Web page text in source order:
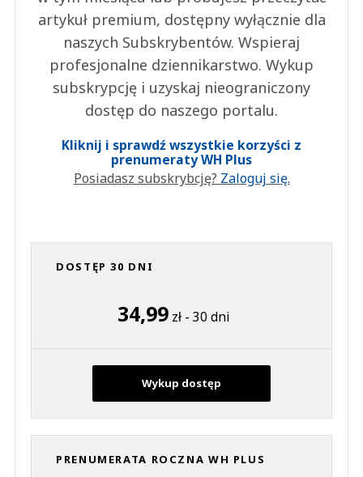
artykuł premium, dostępny wyłącznie dla
naszych Subskrybentów. Wspieraj
profesjonalne dziennikarstwo. Wykup
subskrypcję i uzyskaj nieograniczony
dostęp do naszego portalu.
Kliknij i sprawdź wszystkie korzyści z
prenumeraty WH Plus
Posiadasz subskrybcję? Zaloguj się.
DOSTĘP 30 DNI
34,99 zł - 30 dni
Wykup dostęp
PRENUMERATA ROCZNA WH PLUS